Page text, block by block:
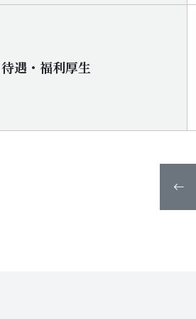
待遇・福利厚生